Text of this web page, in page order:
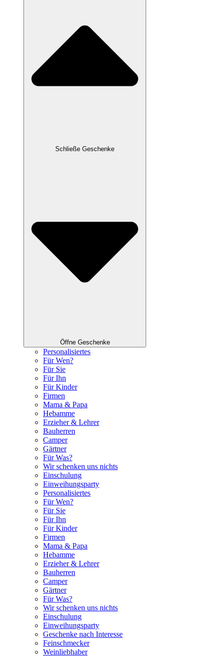
Schließe Geschenke
Öffne Geschenke
Personalisiertes
Für Wen?
Für Sie
Für Ihn
Für Kinder
Firmen
Mama & Papa
Hebamme
Erzieher & Lehrer
Bauherren
Camper
Gärtner
Für Was?
Wir schenken uns nichts
Einschulung
Einweihungsparty
Personalisiertes
Für Wen?
Für Sie
Für Ihn
Für Kinder
Firmen
Mama & Papa
Hebamme
Erzieher & Lehrer
Bauherren
Camper
Gärtner
Für Was?
Wir schenken uns nichts
Einschulung
Einweihungsparty
Geschenke nach Interesse
Feinschmecker
Weinliebhaber